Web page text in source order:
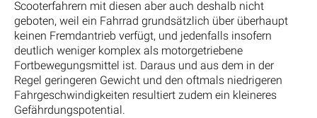
Scooterfahrern mit diesen aber auch deshalb nicht
geboten, weil ein Fahrrad grundsätzlich über überhaupt
keinen Fremdantrieb verfügt, und jedenfalls insofern
deutlich weniger komplex als motorgetriebene
Fortbewegungsmittel ist. Daraus und aus dem in der
Regel geringeren Gewicht und den oftmals niedrigeren
Fahrgeschwindigkeiten resultiert zudem ein kleineres
Gefährdungspotential.